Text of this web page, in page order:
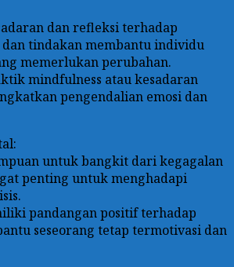
dan refleksi terhadap
tindakan membantu individu
memerlukan perubahan.
mindfulness atau kesadaran
pengendalian emosi dan
untuk bangkit dari kegagalan
penting untuk menghadapi
pandangan positif terhadap
seseorang tetap termotivasi dan